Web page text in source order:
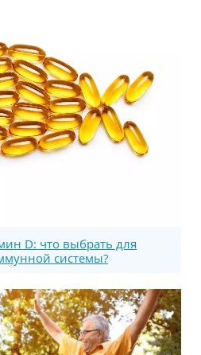
D: что выбрать для
системы?